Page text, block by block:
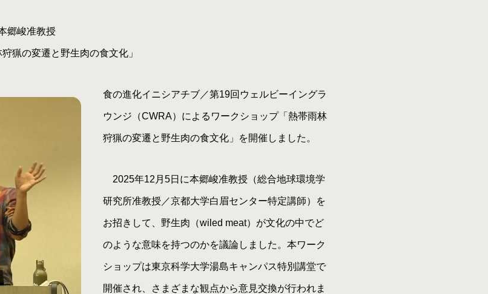
郷峻准教授
猟の変遷と野生肉の食文化」
食の進化イニシアチブ／第19回ウェルビーイングラ
ウンジ（CWRA）によるワークショップ「熱帯雨林
狩猟の変遷と野生肉の食文化」を開催しました。
2025年12月5日に本郷峻准教授（総合地球環境学
研究所准教授／京都大学白眉センター特定講師）を
お招きして、野生肉（wiled meat）が文化の中でど
のような意味を持つのかを議論しました。本ワーク
ショップは東京科学大学湯島キャンパス特別講堂で
開催され、さまざまな観点から意見交換が行われま